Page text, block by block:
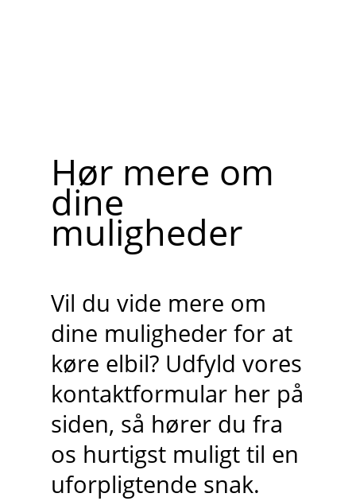
Hør mere om
dine
muligheder
Vil du vide mere om
dine muligheder for at
køre elbil? Udfyld vores
kontaktformular her på
siden, så hører du fra
os hurtigst muligt til en
uforpligtende snak.